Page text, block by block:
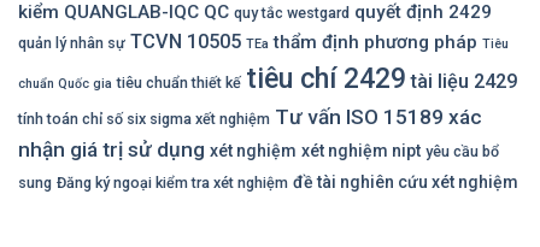
kiểm QUANGLAB-IQC QC quy tắc westgard quyết định 2429
quản lý nhân sự TCVN 10505 TEa thẩm định phương pháp Tiêu
chuẩn Quốc gia tiêu chuẩn thiết kế tiêu chí 2429 tài liệu 2429
tính toán chỉ số six sigma xết nghiệm Tư vấn ISO 15189 xác
nhận giá trị sử dụng xét nghiệm xét nghiệm nipt yêu cầu bổ
sung Đăng ký ngoại kiểm tra xét nghiệm đề tài nghiên cứu xét nghiệm